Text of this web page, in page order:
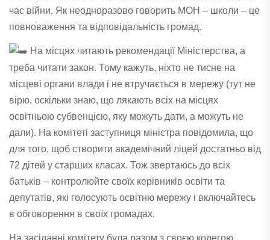
час війни. Як неодноразово говорить МОН – школи – це
повноваження та відповідальність громад.
На місцях читають рекомендації Міністерства, а
треба читати закон. Тому кажуть, ніхто не тисне на
місцеві органи влади і не втручається в мережу (тут не
вірю, оскільки знаю, що лякають всіх на місцях
освітньою субвенцією, яку можуть дати, а можуть не
дали). На комітеті заступниця міністра повідомила, що
для того, щоб створити академічний ліцей достатньо від
72 дітей у старших класах. Тож звертаюсь до всіх
батьків – контролюйте своїх керівників освіти та
депутатів, які голосують освітню мережу і включайтесь
в обговорення в своїх громадах.
На засіданні комітету була разом з своєю колегою